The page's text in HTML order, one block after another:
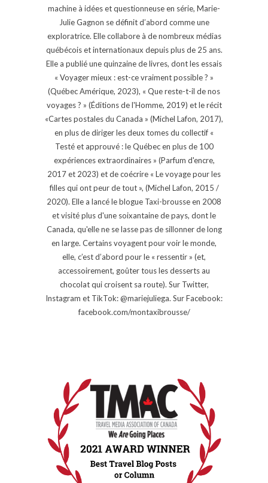
machine à idées et questionneuse en série, Marie-
Julie Gagnon se définit d’abord comme une
exploratrice. Elle collabore à de nombreux médias
québécois et internationaux depuis plus de 25 ans.
Elle a publié une quinzaine de livres, dont les essais
« Voyager mieux : est-ce vraiment possible ? »
(Québec Amérique, 2023), « Que reste-t-il de nos
voyages ? » (Éditions de l'Homme, 2019) et le récit
«Cartes postales du Canada » (Michel Lafon, 2017),
en plus de diriger les deux tomes du collectif «
Testé et approuvé : le Québec en plus de 100
expériences extraordinaires » (Parfum d'encre,
2017 et 2023) et de coécrire « Le voyage pour les
filles qui ont peur de tout », (Michel Lafon, 2015 /
2020). Elle a lancé le blogue Taxi-brousse en 2008
et visité plus d'une soixantaine de pays, dont le
Canada, qu'elle ne se lasse pas de sillonner de long
en large. Certains voyagent pour voir le monde,
elle, c’est d’abord pour le « ressentir » (et,
accessoirement, goûter tous les desserts au
chocolat qui croisent sa route). Sur Twitter,
Instagram et TikTok: @mariejuliega. Sur Facebook:
facebook.com/montaxibrousse/